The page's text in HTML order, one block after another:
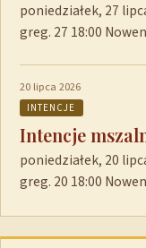
poniedziałek, 27
greg. 27 18:00
20 lipca 2026
INTENCJE
Intencje
poniedziałek, 20
greg. 20 18:00